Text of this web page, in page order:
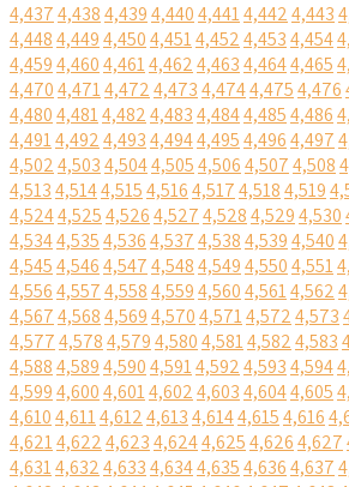
4,4374,4384,4394,4404,4414,4424,443
4,4484,4494,4504,4514,4524,4534,454
4,4594,4604,4614,4624,4634,4644,465
4,4704,4714,4724,4734,4744,4754,476
4,4804,4814,4824,4834,4844,4854,486
4,4914,4924,4934,4944,4954,4964,497
4,5024,5034,5044,5054,5064,5074,508
4,5134,5144,5154,5164,5174,5184,519
4,5244,5254,5264,5274,5284,5294,530
4,5344,5354,5364,5374,5384,5394,540
4,5454,5464,5474,5484,5494,5504,551
4,5564,5574,5584,5594,5604,5614,562
4,5674,5684,5694,5704,5714,5724,573
4,5774,5784,5794,5804,5814,5824,583
4,5884,5894,5904,5914,5924,5934,594
4,5994,6004,6014,6024,6034,6044,605
4,6104,6114,6124,6134,6144,6154,616
4,6214,6224,6234,6244,6254,6264,627
4,6314,6324,6334,6344,6354,6364,637